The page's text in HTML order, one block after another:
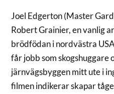
Joel Edgerton (Master
Robert Grainier, en vanlig
brödfödan i nordvästra
får jobb som skogshuggare
järnvägsbyggen mitt ute i
filmen indikerar skapar